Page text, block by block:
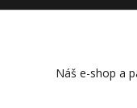
Náš e-shop a